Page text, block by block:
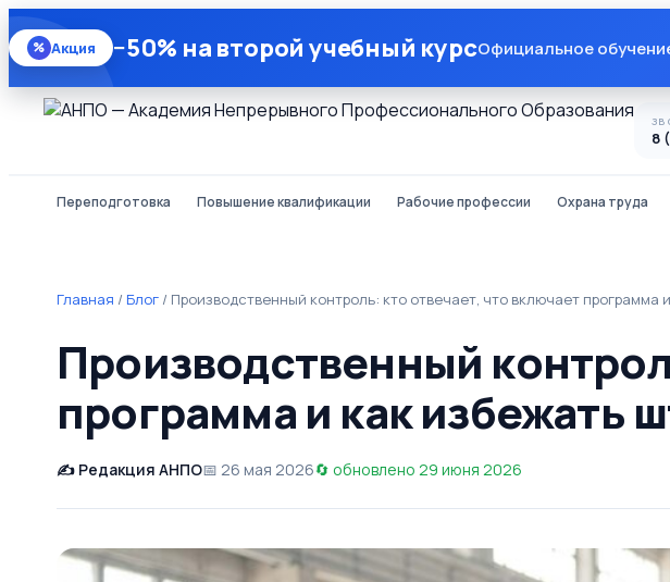
% Акция −50% на второй учебный курсОфициальное
8
Переподготовка Повышение квалификации Рабочие профессии Охрана труда
Главная / Блог / Производственный контроль: кто отвечает, что включает программа
Производственный
программа и как избежать
Редакция АНПО 26 мая 2026 обновлено 29 июня 2026